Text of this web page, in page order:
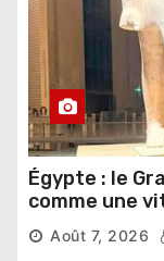
Égypte : le
comme une
pharaonique
étrangers
Août 7, 2026